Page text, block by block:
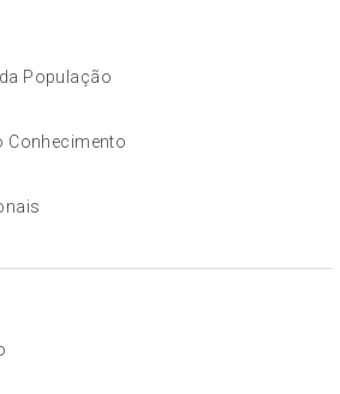
População
Conhecimento